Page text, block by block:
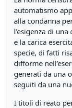
automatismo
alla condanna
l’esigenza di
e la carica
specie, di fatti
difforme
generati da una
seguiti da una
I titoli di reato